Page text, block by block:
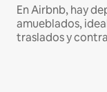
En Airbnb, hay
amueblados,
traslados y